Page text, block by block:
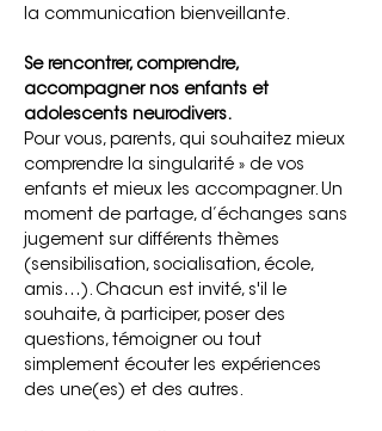
la communication bienveillante.
Se rencontrer, comprendre,
accompagner nos enfants et
adolescents neurodivers.
Pour vous, parents, qui souhaitez mieux
comprendre la singularité » de vos
enfants et mieux les accompagner. Un
moment de partage, d’échanges sans
jugement sur différents thèmes
(sensibilisation, socialisation, école,
amis…). Chacun est invité, s'il le
souhaite, à participer, poser des
questions, témoigner ou tout
simplement écouter les expériences
des une(es) et des autres.